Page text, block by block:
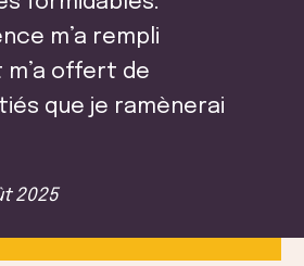
m’a rempli
m’a offert de
que je ramènerai
2025